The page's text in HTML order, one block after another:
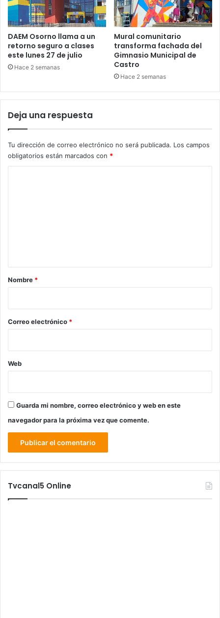
DAEM Osorno llama a un
retorno seguro a clases
este lunes 27 de julio
Hace 2 semanas
Mural comunitario
transforma fachada del
Gimnasio Municipal de
Castro
Hace 2 semanas
Deja una respuesta
Tu dirección de correo electrónico no será publicada. Los campos
obligatorios están marcados con *
r
*
Nombre *
Correo electrónico *
Web
Guarda mi nombre, correo electrónico y web en este
navegador para la próxima vez que comente.
Tvcanal5 Online